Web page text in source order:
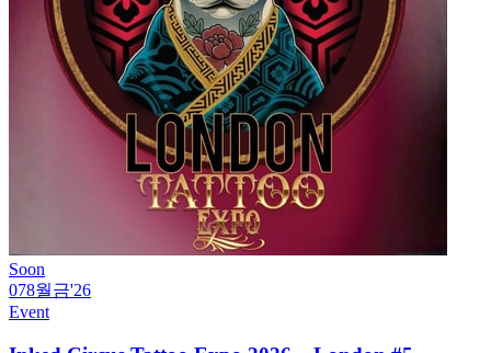
Soon
078월금'26
Event